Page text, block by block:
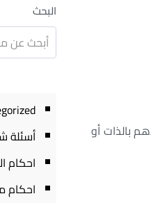
بالذات أو
البحث
أسئلة
احكام
احكام